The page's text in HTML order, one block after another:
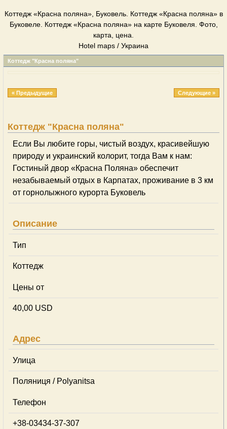
Коттедж «Красна поляна», Буковель. Коттедж «Красна поляна» в
Буковеле. Коттедж «Красна поляна» на карте Буковеля. Фото,
карта, цена.
Hotel maps / Украина
Коттедж "Красна поляна"
« Предыдущие Следующие »
Коттедж "Красна поляна"
Если Вы любите горы, чистый воздух, красивейшую
природу и украинский колорит, тогда Вам к нам:
Гостиный двор «Красна Поляна» обеспечит
незабываемый отдых в Карпатах, проживание в 3 км
от горнолыжного курорта Буковель
Описание
Тип
Коттедж
Цены от
40,00 USD
Адрес
Улица
Поляниця / Polyanitsa
Телефон
+38-03434-37-307